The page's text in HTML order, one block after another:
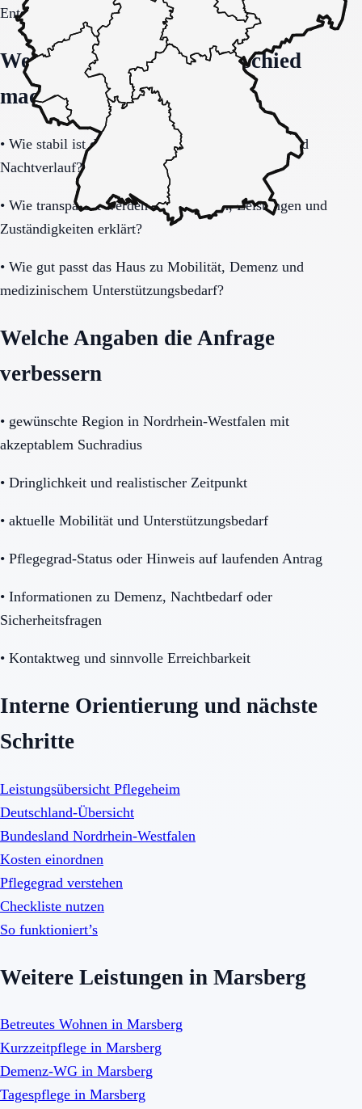
Entscheidung vollständig klären.
Welche Fragen den Unterschied
machen
• Wie stabil ist die Pflegeorganisation im Tages- und
Nachtverlauf?
• Wie transparent werden Zusatzkosten, Leistungen und
Zuständigkeiten erklärt?
• Wie gut passt das Haus zu Mobilität, Demenz und
medizinischem Unterstützungsbedarf?
Welche Angaben die Anfrage
verbessern
• gewünschte Region in Nordrhein-Westfalen mit
akzeptablem Suchradius
• Dringlichkeit und realistischer Zeitpunkt
• aktuelle Mobilität und Unterstützungsbedarf
• Pflegegrad-Status oder Hinweis auf laufenden Antrag
• Informationen zu Demenz, Nachtbedarf oder
Sicherheitsfragen
• Kontaktweg und sinnvolle Erreichbarkeit
Interne Orientierung und nächste
Schritte
Leistungsübersicht Pflegeheim
Deutschland-Übersicht
Bundesland Nordrhein-Westfalen
Kosten einordnen
Pflegegrad verstehen
Checkliste nutzen
So funktioniert’s
Weitere Leistungen in Marsberg
Betreutes Wohnen in Marsberg
Kurzzeitpflege in Marsberg
Demenz-WG in Marsberg
Tagespflege in Marsberg